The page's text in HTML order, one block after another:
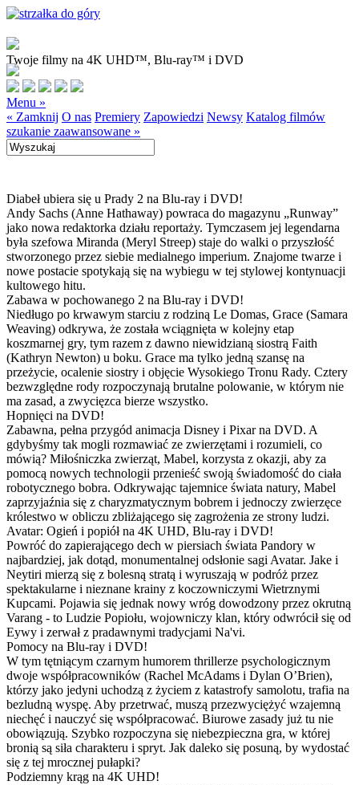
Twoje filmy na 4K UHD™, Blu-ray™ i DVD
Menu »
« Zamknij O nas Premiery Zapowiedzi Newsy Katalog filmów
szukanie zaawansowane »
Diabeł ubiera się u Prady 2 na Blu-ray i DVD!
Andy Sachs (Anne Hathaway) powraca do magazynu „Runway”
jako nowa redaktorka działu reportaży. Tymczasem jej legendarna
była szefowa Miranda (Meryl Streep) staje do walki o przyszłość
stworzonego przez siebie medialnego imperium. Znajome twarze i
nowe postacie spotykają się na wybiegu w tej stylowej kontynuacji
kultowego hitu.
Zabawa w pochowanego 2 na Blu-ray i DVD!
Niedługo po krwawym starciu z rodziną Le Domas, Grace (Samara
Weaving) odkrywa, że została wciągnięta w kolejny etap
koszmarnej gry, tym razem z dawno niewidzianą siostrą Faith
(Kathryn Newton) u boku. Grace ma tylko jedną szansę na
przeżycie, ocalenie siostry i objęcie Wysokiego Tronu Rady. Cztery
bezwzględne rody rozpoczynają brutalne polowanie, w którym nie
ma zasad, a zwycięzca bierze wszystko.
Hopnięci na DVD!
Zabawna, pełna przygód animacja Disney i Pixar na DVD. A
gdybyśmy tak mogli rozmawiać ze zwierzętami i rozumieli, co
mówią? Miłośniczka zwierząt, Mabel, korzysta z okazji, aby za
pomocą nowych technologii przenieść swoją świadomość do ciała
robotycznego bobra. Odkrywając tajemnice świata natury, Mabel
zaprzyjaźnia się z charyzmatycznym bobrem i jednoczy zwierzęce
królestwo w obliczu zbliżającego się zagrożenia ze strony ludzi.
Avatar: Ogień i popiół na 4K UHD, Blu-ray i DVD!
Powróć do zapierającego dech w piersiach świata Pandory w
najbardziej, jak dotąd, monumentalnej odsłonie sagi Avatar. Jake i
Neytiri mierzą się z bolesną stratą i wyruszają w podróż przez
spektakularne i nieznane krainy z koczowniczymi Wietrznymi
Kupcami. Pojawia się jednak nowy wróg dowodzony przez okrutną
Varang - to Ludzie Popiołu, wojowniczy klan, który odwrócił się od
Eywy i zerwał z pradawnymi tradycjami Na'vi.
Pomocy na Blu-ray i DVD!
W tym tętniącym czarnym humorem thrillerze psychologicznym
dwoje współpracowników (Rachel McAdams i Dylan O’Brien),
którzy jako jedyni uchodzą z życiem z katastrofy samolotu, trafia na
bezludną wyspę. Aby przetrwać, muszą przezwyciężyć wzajemną
niechęć i nauczyć się współpracować. Biurowe zasady już tu nie
obowiązują. Szybko rozpoczyna się niebezpieczna gra, w której
bronią są siła charakteru i spryt. Jak daleko się posuną, by wydostać
się z tej mrocznej pułapki?
Podziemny krąg na 4K UHD!